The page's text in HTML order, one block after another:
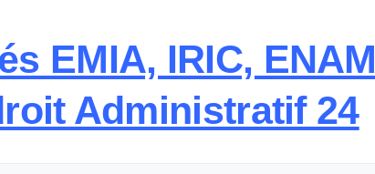
EMIA, IRIC, ENAM
Administratif 24